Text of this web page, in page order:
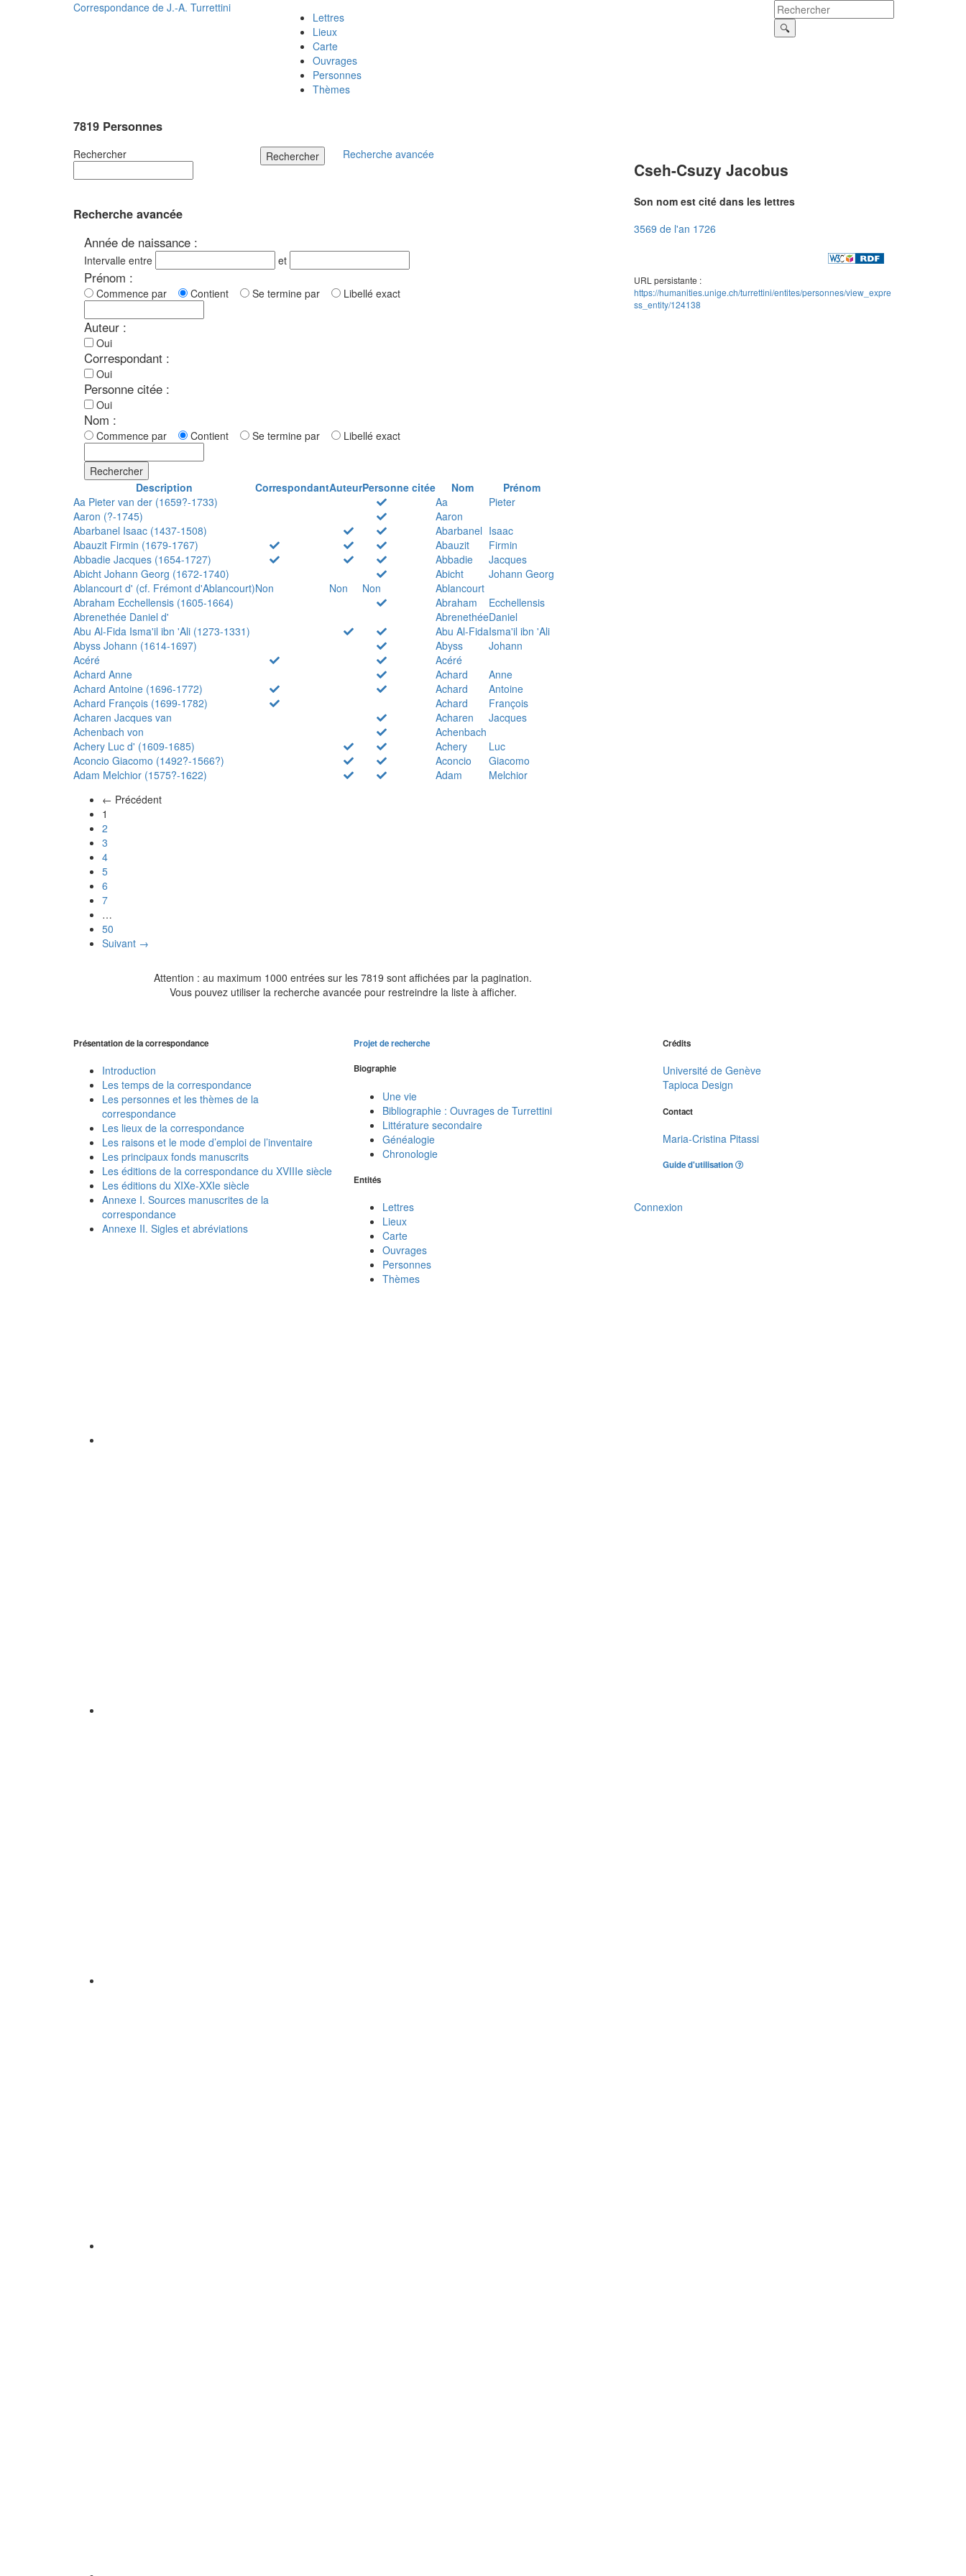
Correspondance de J.-A. Turrettini
Lettres
Lieux
Carte
Ouvrages
Personnes
Thèmes
7819 Personnes
Rechercher Rechercher Recherche avancée
Recherche avancée
Année de naissance :
Intervalle entre et
Prénom :
Commence par Contient Se termine par Libellé exact
Auteur :
Oui
Correspondant :
Oui
Personne citée :
Oui
Nom :
Commence par Contient Se termine par Libellé exact
Rechercher
Description
CorrespondantAuteurPersonne citée Nom
Prénom
Aa Pieter van der (1659?-1733)
Aa
Pieter
Aaron (?-1745)
Aaron
Abarbanel Isaac (1437-1508)
Abarbanel Isaac
Abauzit Firmin (1679-1767)
Abauzit
Firmin
Abbadie Jacques (1654-1727)
Abbadie
Jacques
Abicht Johann Georg (1672-1740)
Abicht
Johann Georg
Ablancourt d' (cf. Frémont d'Ablancourt)Non Non Non
Ablancourt
Abraham Ecchellensis (1605-1664)
Abraham
Ecchellensis
Abrenethée Daniel d'
AbrenethéeDaniel
Abu Al-Fida Isma'il ibn 'Ali (1273-1331)
Abu Al-FidaIsma'il ibn 'Ali
Abyss Johann (1614-1697)
Abyss
Johann
Acéré
Acéré
Achard Anne
Achard
Anne
Achard Antoine (1696-1772)
Achard
Antoine
Achard François (1699-1782)
Achard
François
Acharen Jacques van
Acharen
Jacques
Achenbach von
Achenbach
Achery Luc d' (1609-1685)
Achery
Luc
Aconcio Giacomo (1492?-1566?)
Aconcio
Giacomo
Adam Melchior (1575?-1622)
Adam
Melchior
← Précédent
1
2
3
4
5
6
7
…
50
Suivant →
Attention : au maximum 1000 entrées sur les 7819 sont affichées par la pagination.
Vous pouvez utiliser la recherche avancée pour restreindre la liste à afficher.
Cseh-Csuzy Jacobus
Son nom est cité dans les lettres
3569 de l'an 1726
URL persistante :
https://humanities.unige.ch/turrettini/entites/personnes/view_expre
ss_entity/124138
Présentation de la correspondance
Introduction
Les temps de la correspondance
Les personnes et les thèmes de la
correspondance
Les lieux de la correspondance
Les raisons et le mode d’emploi de l’inventaire
Les principaux fonds manuscrits
Les éditions de la correspondance du XVIIIe siècle
Les éditions du XIXe-XXIe siècle
Annexe I. Sources manuscrites de la
correspondance
Annexe II. Sigles et abréviations
Projet de recherche
Biographie
Une vie
Bibliographie : Ouvrages de Turrettini
Littérature secondaire
Généalogie
Chronologie
Entités
Lettres
Lieux
Carte
Ouvrages
Personnes
Thèmes
Crédits
Université de Genève
Tapioca Design
Contact
Maria-Cristina Pitassi
Guide d'utilisation
Connexion